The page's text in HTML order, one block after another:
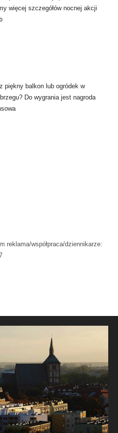
więcej szczegółów nocnej akcji
piękny balkon lub ogródek w
Do wygrania jest nagroda
reklama/współpraca/dziennikarze: